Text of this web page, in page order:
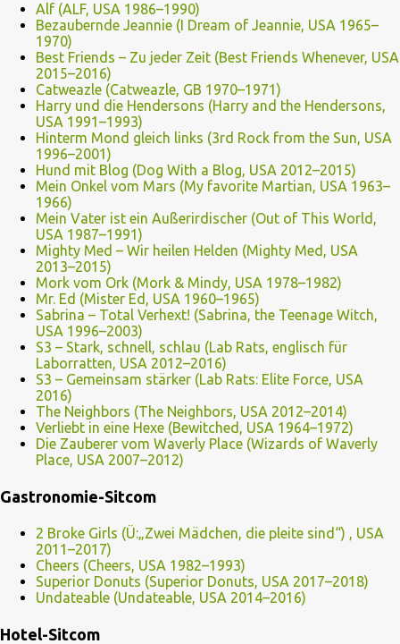
Alf (ALF, USA 1986–1990)
Bezaubernde Jeannie (I Dream of Jeannie, USA 1965–
1970)
Best Friends – Zu jeder Zeit (Best Friends Whenever, USA
2015–2016)
Catweazle (Catweazle, GB 1970–1971)
Harry und die Hendersons (Harry and the Hendersons,
USA 1991–1993)
Hinterm Mond gleich links (3rd Rock from the Sun, USA
1996–2001)
Hund mit Blog (Dog With a Blog, USA 2012–2015)
Mein Onkel vom Mars (My favorite Martian, USA 1963–
1966)
Mein Vater ist ein Außerirdischer (Out of This World,
USA 1987–1991)
Mighty Med – Wir heilen Helden (Mighty Med, USA
2013–2015)
Mork vom Ork (Mork & Mindy, USA 1978–1982)
Mr. Ed (Mister Ed, USA 1960–1965)
Sabrina – Total Verhext! (Sabrina, the Teenage Witch,
USA 1996–2003)
S3 – Stark, schnell, schlau (Lab Rats, englisch für
Laborratten, USA 2012–2016)
S3 – Gemeinsam stärker (Lab Rats: Elite Force, USA
2016)
The Neighbors (The Neighbors, USA 2012–2014)
Verliebt in eine Hexe (Bewitched, USA 1964–1972)
Die Zauberer vom Waverly Place (Wizards of Waverly
Place, USA 2007–2012)
Gastronomie-Sitcom
2 Broke Girls (Ü:„Zwei Mädchen, die pleite sind“) , USA
2011–2017)
Cheers (Cheers, USA 1982–1993)
Superior Donuts (Superior Donuts, USA 2017–2018)
Undateable (Undateable, USA 2014–2016)
Hotel-Sitcom